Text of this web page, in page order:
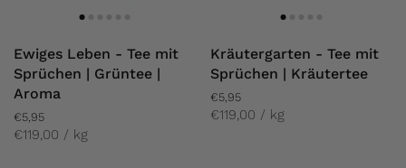
Ewiges Leben - Tee mit
Sprüchen | Grüntee |
Aroma
€5,95
€119,00 / kg
Kräutergarten - Tee mit
Sprüchen | Kräutertee
€5,95
€119,00 / kg